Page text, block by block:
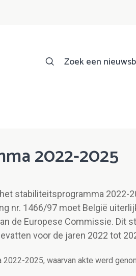
Zoek een
2022-2025
stabiliteitsprogramma 2022-
nr. 1466/97 moet België
de Europese Commissie. Dit
voor de jaren 2022 tot
2025, waarvan akte werd